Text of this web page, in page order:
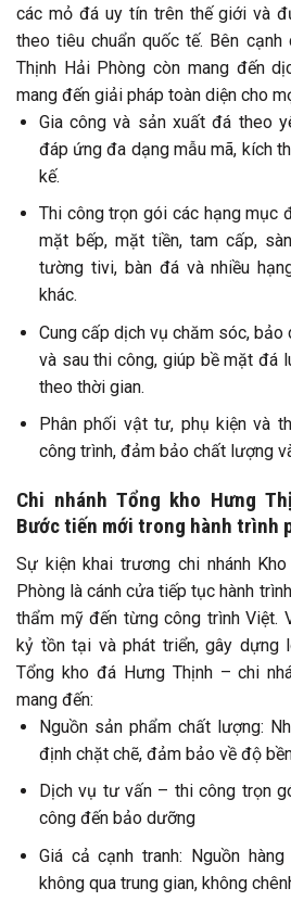
các mỏ đá uy tín trên thế giới và
theo tiêu chuẩn quốc tế. Bên
Thịnh Hải Phòng còn mang đến
mang đến giải pháp toàn diện cho
Gia công và sản xuất đá theo
đáp ứng đa dạng mẫu mã, kích
kế.
Thi công trọn gói các hạng mục
mặt bếp, mặt tiền, tam cấp,
tường tivi, bàn đá và nhiều
khác.
Cung cấp dịch vụ chăm sóc,
và sau thi công, giúp bề mặt đá
theo thời gian.
Phân phối vật tư, phụ kiện và
công trình, đảm bảo chất lượng
Chi nhánh Tổng kho Hưng
Bước tiến mới trong hành trình
Sự kiện khai trương chi nhánh
Phòng là cánh cửa tiếp tục hành
thẩm mỹ đến từng công trình Việt.
kỷ tồn tại và phát triển, gây dựng
Tổng kho đá Hưng Thịnh – chi
mang đến:
Nguồn sản phẩm chất lượng:
định chặt chẽ, đảm bảo về độ
Dịch vụ tư vấn – thi công trọn
công đến bảo dưỡng
Giá cả cạnh tranh: Nguồn
không qua trung gian, không